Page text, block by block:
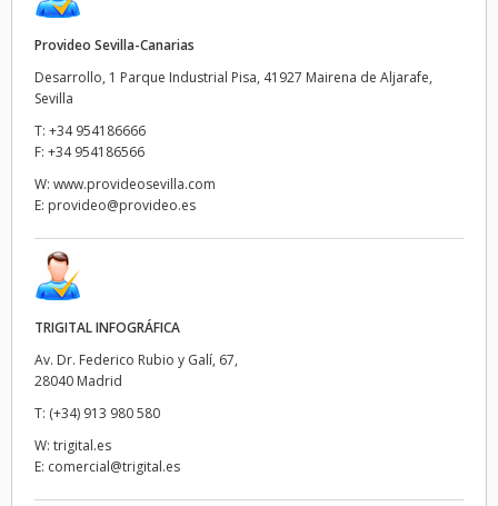
Provideo Sevilla-Canarias
Desarrollo, 1 Parque Industrial Pisa, 41927 Mairena de Aljarafe,
Sevilla
T: +34 954186666
F: +34 954186566
W: www.provideosevilla.com
E: provideo@provideo.es
TRIGITAL INFOGRÁFICA
Av. Dr. Federico Rubio y Galí, 67,
28040 Madrid
T: (+34) 913 980 580
W: trigital.es
E: comercial@trigital.es